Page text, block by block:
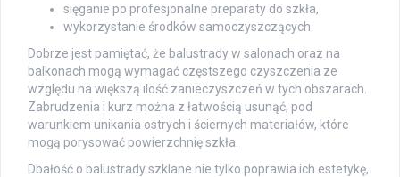
sięganie po profesjonalne preparaty do szkła,
wykorzystanie środków samoczyszczących.
Dobrze jest pamiętać, że balustrady w salonach oraz na
balkonach mogą wymagać częstszego czyszczenia ze
względu na większą ilość zanieczyszczeń w tych obszarach.
Zabrudzenia i kurz można z łatwością usunąć, pod
warunkiem unikania ostrych i ściernych materiałów, które
mogą porysować powierzchnię szkła.
Dbałość o balustrady szklane nie tylko poprawia ich estetykę,